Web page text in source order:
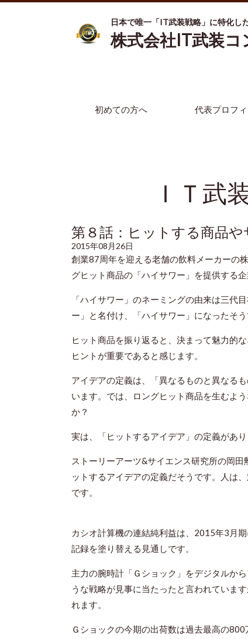
日本で唯一「IT武装戦略」に特化し
株式会社IT武装
初めての方へ 代表プロフ
ＩＴ武
第８話：ヒットする商品
2015年08月26日
創業87周年を迎える老舗の飲料メーカーの
グヒット商品の「ハイサワー」を提供する企
「ハイサワー」のネーミングの由来は三代
ー」と名付け、「ハイサワー」になったそう
ヒット商品を振り返ると、決まって魅力的
ヒントが重要であると感じます。
アイデアの定義は、「異なるものと異なる
います。では、ロングヒット商品を生むよ
か？
実は、「ヒットするアイデア」の定義があり
ストーリーアーツ&サイエンス研究所の岡
ットするアイデアの定義だそうです。人は
です。
カシオ計算機の連結純利益は、2015年3月
記録を塗り替える見通しです。
主力の腕時計「Ｇショック」をデジタルか
うな戦略が見事に当たったと言われていま
れます。
Ｇショックの今期の出荷数は過去最高の